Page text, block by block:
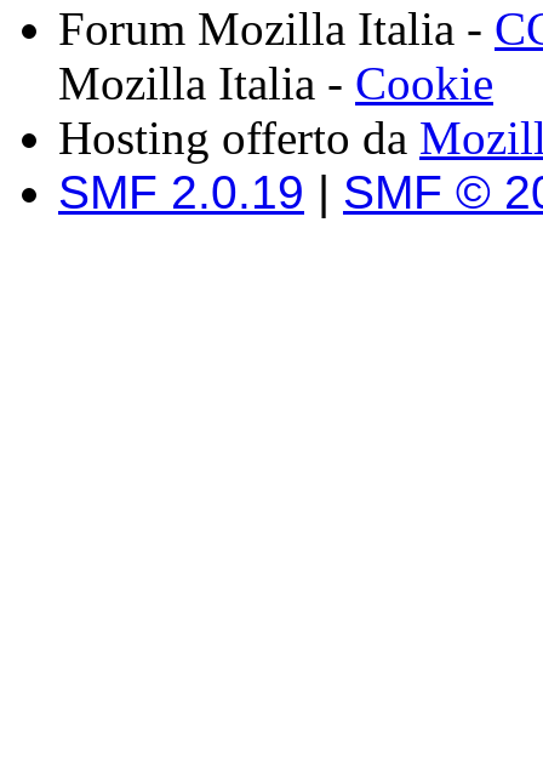
Forum Mozilla Italia -
Mozilla Italia - Cookie
Hosting offerto da
SMF 2.0.19 | SMF ©